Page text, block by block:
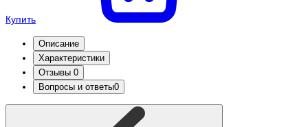
Купить
Описание
Характеристики
Отзывы 0
Вопросы и ответы0